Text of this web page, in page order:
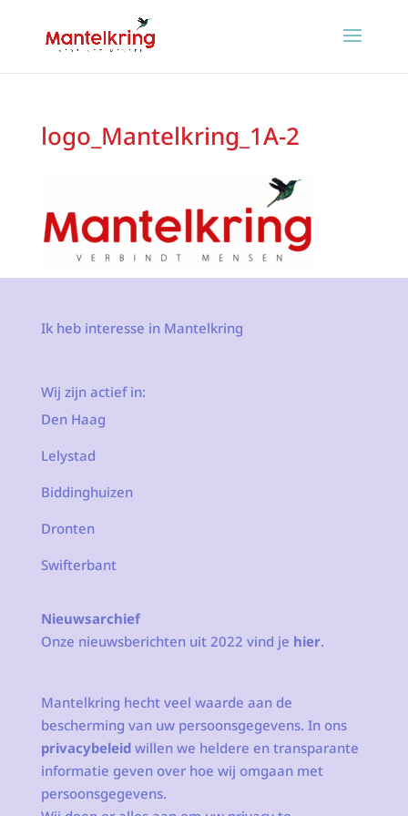
logo_Mantelkring_1A-2
Ik heb interesse in Mantelkring
Wij zijn actief in:
Den Haag
Lelystad
Biddinghuizen
Dronten
Swifterbant
Nieuwsarchief
Onze nieuwsberichten uit 2022 vind je hier.
Mantelkring hecht veel waarde aan de
bescherming van uw persoonsgegevens. In ons
privacybeleidwillen we heldere en transparante
informatie geven over hoe wij omgaan met
persoonsgegevens.